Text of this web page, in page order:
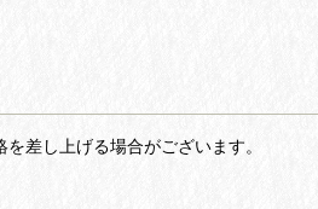
差し上げる場合がございます。